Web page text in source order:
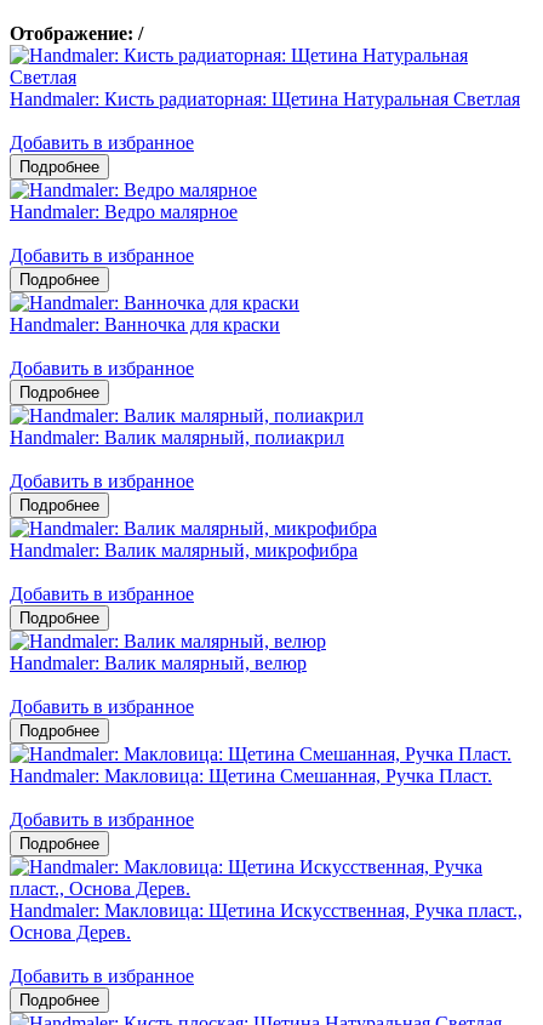
Отображение: /
Handmaler: Кисть радиаторная: Щетина Натуральная Светлая
Добавить в избранное
Handmaler: Ведро малярное
Добавить в избранное
Handmaler: Ванночка для краски
Добавить в избранное
Handmaler: Валик малярный, полиакрил
Добавить в избранное
Handmaler: Валик малярный, микрофибра
Добавить в избранное
Handmaler: Валик малярный, велюр
Добавить в избранное
Handmaler: Макловица: Щетина Смешанная, Ручка Пласт.
Добавить в избранное
Handmaler: Макловица: Щетина Искусственная, Ручка пласт.,
Основа Дерев.
Добавить в избранное